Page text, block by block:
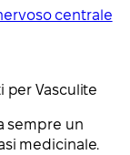
centrale
per Vasculite
sempre un
medicinale.